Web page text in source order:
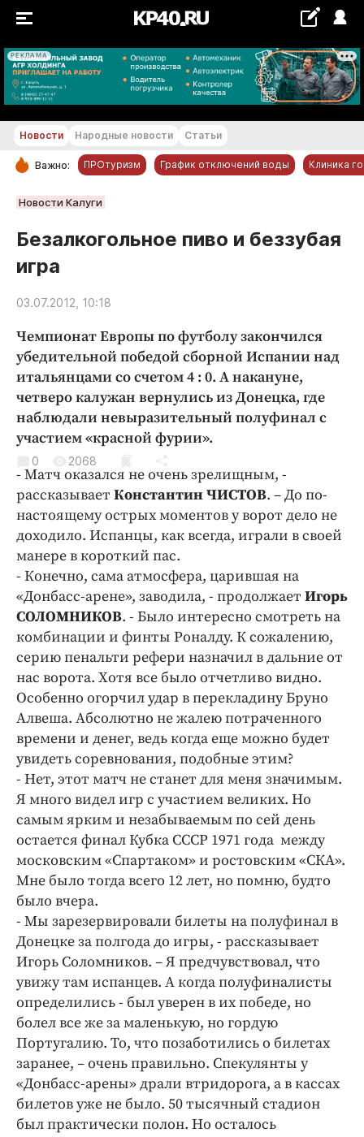
РЕКЛАМА
+24...+25 °С
РУБРИКИ
Статьи
Народные новости
Благоустройство
Криминал
Культура
Недвижимость и ЖКХ
Образование
Общество
Погода
Праздники
Происшествия
Спорт
Экономика и бизнес
ПРОЕКТЫ
Блоги
Издания
Медиаперсона
Интересное чтиво
Клиника года
Бренд года
Работодатель года
Новости Народные новости Статьи
Важно: ПРОтуризм График отключений воды Клиника
Новости Калуги
Безалкогольное пиво и беззубая
игра
03.07.2012, 10:18
Чемпионат Европы по футболу закончился
убедительной победой сборной Испании над
итальянцами со счетом 4 : 0. А накануне,
четверо калужан вернулись из Донецка, где
наблюдали невыразительный полуфинал с
участием «красной фурии».
0 2068
- Матч оказался не очень зрелищным, -
рассказывает Константин ЧИСТОВ. – До по-
настоящему острых моментов у ворот дело не
доходило. Испанцы, как всегда, играли в своей
манере в короткий пас.
- Конечно, сама атмосфера, царившая на
«Донбасс-арене», заводила, - продолжает Игорь
СОЛОМНИКОВ. - Было интересно смотреть на
комбинации и финты Роналду. К сожалению,
серию пенальти рефери назначил в дальние от
нас ворота. Хотя все было отчетливо видно.
Особенно огорчил удар в перекладину Бруно
Алвеша. Абсолютно не жалею потраченного
времени и денег, ведь когда еще можно будет
увидеть соревнования, подобные этим?
- Нет, этот матч не станет для меня значимым.
Я много видел игр с участием великих. Но
самым ярким и незабываемым по сей день
остается финал Кубка СССР 1971 года между
московским «Спартаком» и ростовским «СКА».
Мне было тогда всего 12 лет, но помню, будто
было вчера.
- Мы зарезервировали билеты на полуфинал в
Донецке за полгода до игры, - рассказывает
Игорь Соломников. – Я предчувствовал, что
увижу там испанцев. А когда полуфиналисты
определились - был уверен в их победе, но
болел все же за маленькую, но гордую
Португалию. То, что позаботились о билетах
заранее, – очень правильно. Спекулянты у
«Донбасс-арены» драли втридорога, а в кассах
билетов уже не было. 50 тысячный стадион
был практически полон. Но осталось